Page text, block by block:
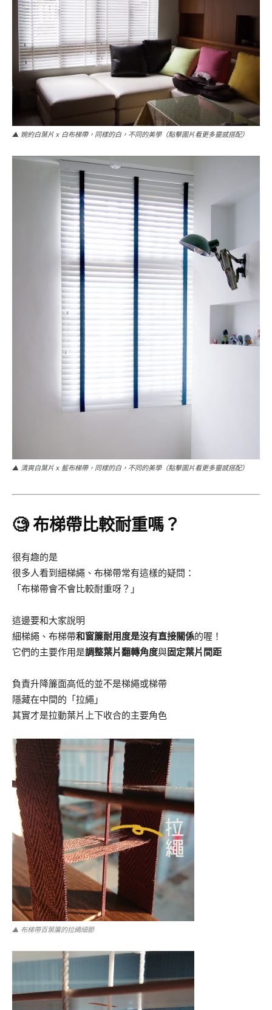
▲ 婉約白葉片 x 白布梯帶，同樣的白，不同的美學（點擊圖片看更多靈感搭配）
▲ 清爽白葉片 x 藍布梯帶，同樣的白，不同的美學（點擊圖片看更多靈感搭配）
🧐 布梯帶比較耐重嗎？
很有趣的是
很多人看到細梯繩、布梯帶常有這樣的疑問：
「布梯帶會不會比較耐重呀？」
這邊要和大家說明
細梯繩、布梯帶和窗簾耐用度是沒有直接關係的喔！
它們的主要作用是調整葉片翻轉角度與固定葉片間距
負責升降簾面高低的並不是梯繩或梯帶
隱藏在中間的「拉繩」
其實才是拉動葉片上下收合的主要角色
▲ 布梯帶百葉簾的拉繩細節